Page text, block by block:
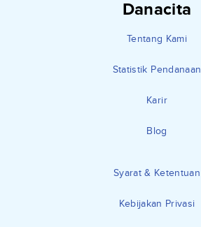
Danacita
Tentang Kami
Statistik Pendanaan
Karir
Blog
Syarat & Ketentuan
Kebijakan Privasi